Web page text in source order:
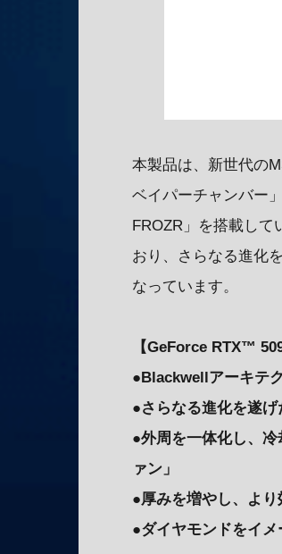
本製品は、新世代の
ベイパーチャンバー
FROZR」を搭載して
おり、さらなる進化
なっています。
【GeForce RTX™
●Blackwellアーキテ
●さらなる進化を遂げ
●外周を一体化し、
ァン」
●厚みを増やし、よ
●ダイヤモンドをイ